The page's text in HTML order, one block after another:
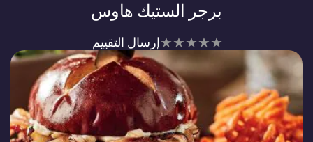
برجر الستيك هاوس
لم
يتم
تقديم
أي
تقييمات
لهذا
إرسال التقييم